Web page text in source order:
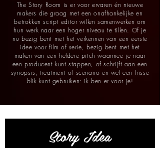
The Story Room is er voor ervaren én nieuwe
makers die graag met een onafhankelijke en
betrokken script editor willen samenwerken om
hun werk naar een hoger niveau te tillen. Of je
nu bezig bent met het verkennen van een eerste
idee voor film of serie, bezig bent met het
maken van een heldere pitch waarmee je naar
een producent kunt stappen, of schrijft aan een
synopsis, treatment of scenario en wel een frisse
blik kunt gebruiken: ik ben er voor je!
Story Idea